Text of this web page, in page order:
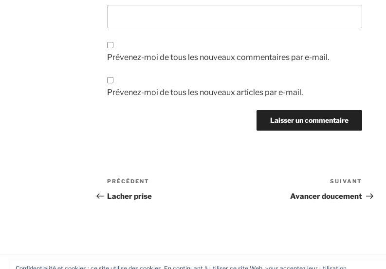
Prévenez-moi de tous les nouveaux commentaires par e-mail.
Prévenez-moi de tous les nouveaux articles par e-mail.
Navigation
de
Article
précédent
PRÉCÉDENT
Lacher prise
suivant
SUIVANT
Avancer doucement